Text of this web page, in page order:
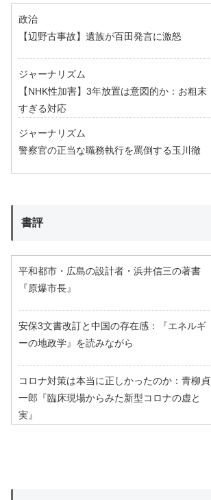
政治
【辺野古事故】遺族が百田発言に激怒
ジャーナリズム
【NHK性加害】3年放置は意図的か：お粗末
すぎる対応
ジャーナリズム
警察官の正当な職務執行を罵倒する玉川徹
書評
平和都市・広島の設計者・浜井信三の著書
『原爆市長』
安保3文書改訂と中国の存在感：『エネルギ
ーの地政学』を読みながら
コロナ対策は本当に正しかったのか：青柳貞
一郎『臨床現場からみた新型コロナの虚と
実』